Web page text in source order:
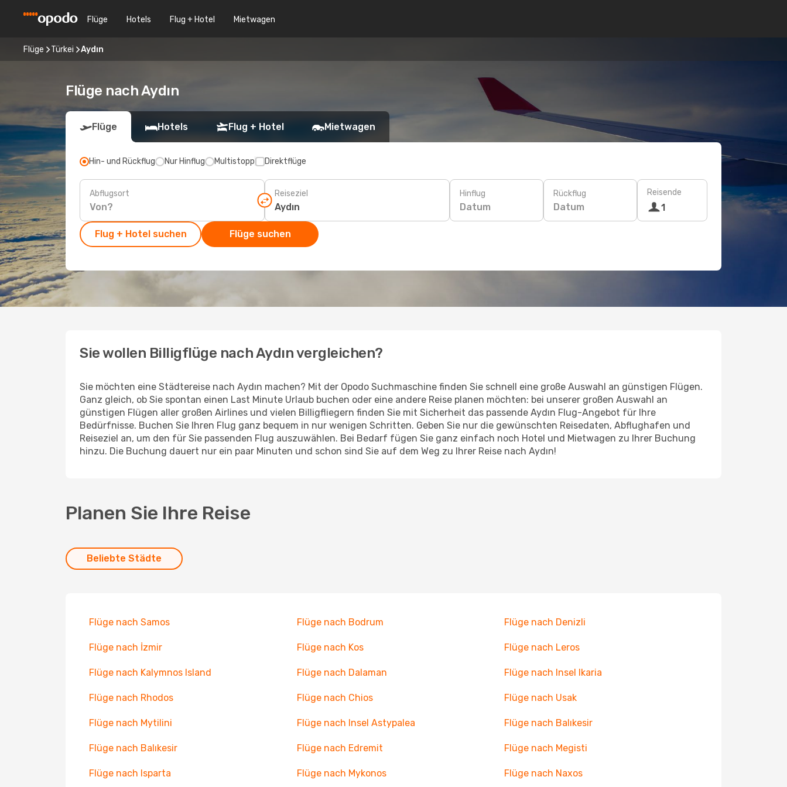
Flüge Hotels Flug + Hotel Mietwagen
Flüge Türkei Aydın
Flüge nach Aydın
Flüge Hotels Flug + Hotel Mietwagen
Hin- und Rückflug Nur Hinflug Multistopp Direktflüge
Abflugsort Reiseziel Hinflug
Datum
Rückflug
Datum
Reisende
1
Flug + Hotel suchen Flüge suchen
Sie wollen Billigflüge nach Aydın vergleichen?
Sie möchten eine Städtereise nach Aydın machen? Mit der Opodo Suchmaschine finden Sie schnell eine große Auswahl an günstigen Flügen.
Ganz gleich, ob Sie spontan einen Last Minute Urlaub buchen oder eine andere Reise planen möchten: bei unserer großen Auswahl an
günstigen Flügen aller großen Airlines und vielen Billigfliegern finden Sie mit Sicherheit das passende Aydın Flug-Angebot für Ihre
Bedürfnisse. Buchen Sie Ihren Flug ganz bequem in nur wenigen Schritten. Geben Sie nur die gewünschten Reisedaten, Abflughafen und
Reiseziel an, um den für Sie passenden Flug auszuwählen. Bei Bedarf fügen Sie ganz einfach noch Hotel und Mietwagen zu Ihrer Buchung
hinzu. Die Buchung dauert nur ein paar Minuten und schon sind Sie auf dem Weg zu Ihrer Reise nach Aydın!
Planen Sie Ihre Reise
Beliebte Städte
Flüge nach Samos Flüge nach Bodrum Flüge nach Denizli
Flüge nach İzmir Flüge nach Kos Flüge nach Leros
Flüge nach Kalymnos Island Flüge nach Dalaman Flüge nach Insel Ikaria
Flüge nach Rhodos Flüge nach Chios Flüge nach Usak
Flüge nach Mytilini Flüge nach Insel Astypalea Flüge nach Balıkesir
Flüge nach Balıkesir Flüge nach Edremit Flüge nach Megisti
Flüge nach Isparta Flüge nach Mykonos Flüge nach Naxos